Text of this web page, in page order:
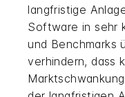
langfristige
Software in sehr
und Benchmarks
verhindern, dass